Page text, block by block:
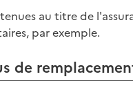
au titre de
par exemple.
de